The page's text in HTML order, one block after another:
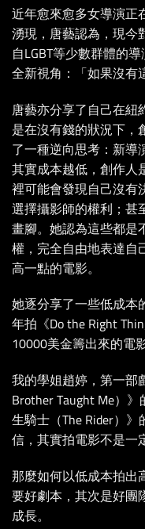
近年愈來愈多女導演正
湧現，唐藝認為，現今
自LGBT等少數群體的
全新視角：「如果沒有
唐藝亦分享了自己在紐
是在沒有錢的狀況下，
了一種逆向思考：新導
其實成本越低，創作人
裡可能會發現自己沒有
選擇攝影師的權利；甚
畫腳。她認為這些都是
權，完全自由地表達自
高一點的電影。
她逐分享了一些低成本
年拍《Do the Right
10000美金籌出來的電影
我的學姐趙婷，第一部
Brother Taught Me）
生騎士（The Rider）
信，其實拍電影不是一
那麼如何以低成本拍出
要好劇本，其次是好團
成長。